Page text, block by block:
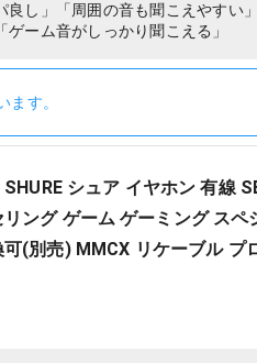
し」「周囲の音も聞こえやすい
ーム音がしっかり聞こえる」
す。
SHURE シュア イヤホン 有線
ング ゲーム ゲーミング スペ
(別売) MMCX リケーブル プ
グ レコーディング 録音…